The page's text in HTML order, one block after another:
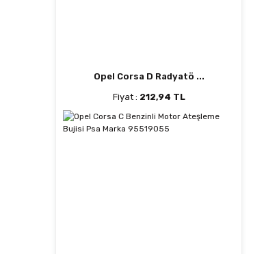
Opel Corsa D Radyatö ...
Fiyat : 212,94 TL